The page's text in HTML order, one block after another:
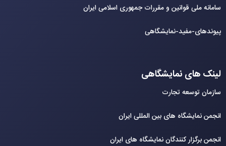
سامانه ملی قوانین و مقررات جمهوری اسلامی ایران
پیوندهای-مفید-نمایشگاهی
لینک های نمایشگاهی
سازمان توسعه تجارت
انجمن نمایشگاه های بین المللی ایران
انجمن برگزار کنندگان نمایشگاه های ایران